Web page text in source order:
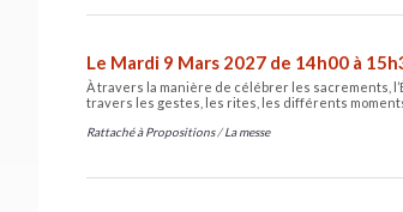
Le Mardi 9 Mars 2027 de 14h00 à
À travers la manière de célébrer les sacrements,
travers les gestes, les rites, les différents
Rattaché à Propositions /La messe